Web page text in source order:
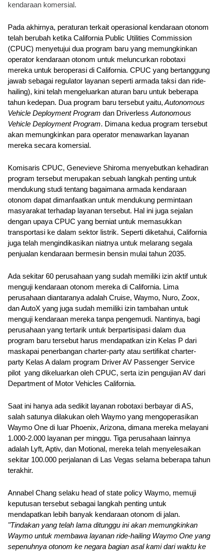
kendaraan komersial.
Pada akhirnya, peraturan terkait operasional kendaraan otonom
telah berubah ketika California Public Utilities Commission
(CPUC) menyetujui dua program baru yang memungkinkan
operator kendaraan otonom untuk meluncurkan robotaxi
mereka untuk beroperasi di California. CPUC yang bertanggung
jawab sebagai regulator layanan seperti armada taksi dan ride-
hailing), kini telah mengeluarkan aturan baru untuk beberapa
tahun kedepan. Dua program baru tersebut yaitu, Autonomous
Vehicle Deployment Program dan Driverless Autonomous
Vehicle Deployment Program. Dimana kedua program tersebut
akan memungkinkan para operator menawarkan layanan
mereka secara komersial.
Komisaris CPUC, Genevieve Shiroma menyebutkan kehadiran
program tersebut merupakan sebuah langkah penting untuk
mendukung studi tentang bagaimana armada kendaraan
otonom dapat dimanfaatkan untuk mendukung permintaan
masyarakat terhadap layanan tersebut. Hal ini juga sejalan
dengan upaya CPUC yang berniat untuk memasukkan
transportasi ke dalam sektor listrik. Seperti diketahui, California
juga telah mengindikasikan niatnya untuk melarang segala
penjualan kendaraan bermesin bensin mulai tahun 2035.
Ada sekitar 60 perusahaan yang sudah memiliki izin aktif untuk
menguji kendaraan otonom mereka di California. Lima
perusahaan diantaranya adalah Cruise, Waymo, Nuro, Zoox,
dan AutoX yang juga sudah memiliki izin tambahan untuk
menguji kendaraan mereka tanpa pengemudi. Nantinya, bagi
perusahaan yang tertarik untuk berpartisipasi dalam dua
program baru tersebut harus mendapatkan izin Kelas P dari
maskapai penerbangan charter-party atau sertifikat charter-
party Kelas A dalam program Driver AV Passenger Service
pilot  yang dikeluarkan oleh CPUC, serta izin pengujian AV dari
Department of Motor Vehicles California.
Saat ini hanya ada sedikit layanan robotaxi berbayar di AS,
salah satunya dilakukan oleh Waymo yang mengoperasikan
Waymo One di luar Phoenix, Arizona, dimana mereka melayani
1.000-2.000 layanan per minggu. Tiga perusahaan lainnya
adalah Lyft, Aptiv, dan Motional, mereka telah menyelesaikan
sekitar 100.000 perjalanan di Las Vegas selama beberapa tahun
terakhir.
Annabel Chang selaku head of state policy Waymo, memuji
keputusan tersebut sebagai langkah penting untuk
mendapatkan lebih banyak kendaraan otonom di jalan.
"Tindakan yang telah lama ditunggu ini akan memungkinkan
Waymo untuk membawa layanan ride-hailing Waymo One yang
sepenuhnya otonom ke negara bagian asal kami dari waktu ke